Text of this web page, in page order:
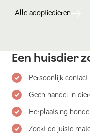
Alle adoptiedieren
Een huisdier
Persoonlijk contact
Geen handel in
Herplaatsing
Zoekt de juiste